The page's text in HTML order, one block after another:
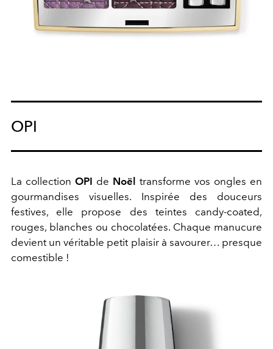
OPI
La collection OPI de Noël transforme vos ongles en
gourmandises visuelles. Inspirée des douceurs
festives, elle propose des teintes candy-coated,
rouges, blanches ou chocolatées. Chaque manucure
devient un véritable petit plaisir à savourer… presque
comestible !